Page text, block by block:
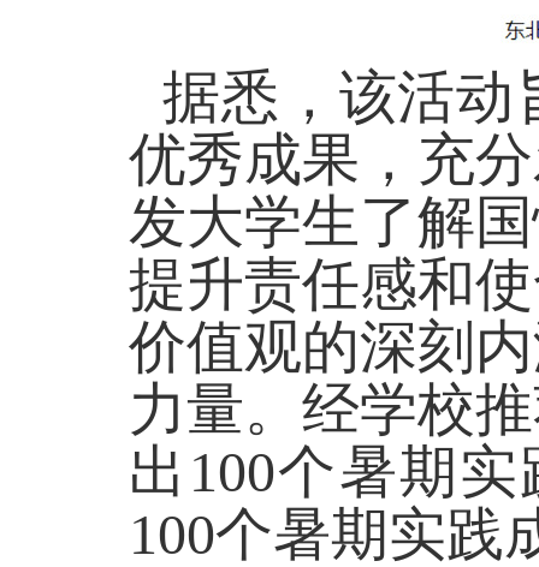
据悉，该活动
优秀成果，充
发大学生了解
提升责任感和
价值观的深刻
力量。经学校
出 100个暑期
100个暑期实践